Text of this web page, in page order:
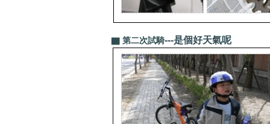
▇ 第二次試騎---是個好天氣呢